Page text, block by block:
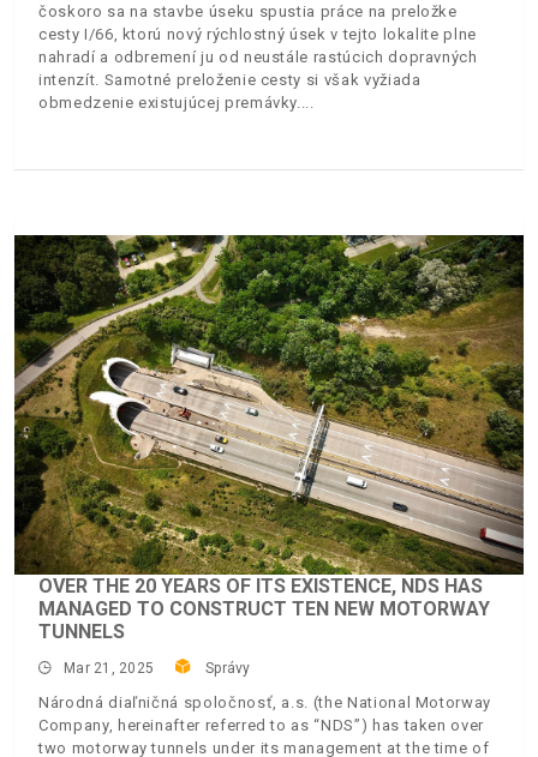
čoskoro sa na stavbe úseku spustia práce na preložke
cesty I/66, ktorú nový rýchlostný úsek v tejto lokalite plne
nahradí a odbremení ju od neustále rastúcich dopravných
intenzít. Samotné preloženie cesty si však vyžiada
obmedzenie existujúcej premávky.
OVER THE 20 YEARS OF ITS EXISTENCE, NDS HAS
MANAGED TO CONSTRUCT TEN NEW MOTORWAY
TUNNELS
Mar 21, 2025 Správy
Národná diaľničná spoločnosť, a.s. (the National Motorway
Company, hereinafter referred to as “NDS”) has taken over
two motorway tunnels under its management at the time of